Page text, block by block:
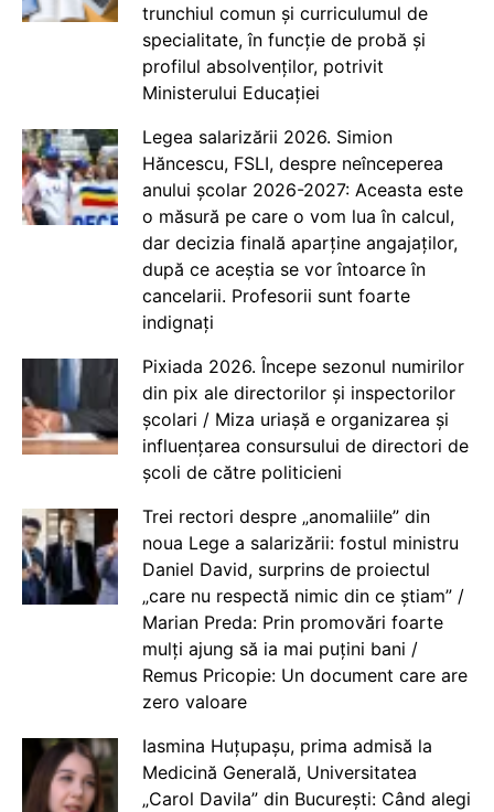
trunchiul comun și curriculumul de
specialitate, în funcție de probă și
profilul absolvenților, potrivit
Ministerului Educației
Legea salarizării 2026. Simion
Hăncescu, FSLI, despre neînceperea
anului școlar 2026-2027: Aceasta este
o măsură pe care o vom lua în calcul,
dar decizia finală aparține angajaților,
după ce aceștia se vor întoarce în
cancelarii. Profesorii sunt foarte
indignați
Pixiada 2026. Începe sezonul numirilor
din pix ale directorilor și inspectorilor
școlari / Miza uriașă e organizarea și
influențarea consursului de directori de
școli de către politicieni
Trei rectori despre „anomaliile” din
noua Lege a salarizării: fostul ministru
Daniel David, surprins de proiectul
„care nu respectă nimic din ce știam” /
Marian Preda: Prin promovări foarte
mulți ajung să ia mai puțini bani /
Remus Pricopie: Un document care are
zero valoare
Iasmina Huțupașu, prima admisă la
Medicină Generală, Universitatea
„Carol Davila” din București: Când alegi